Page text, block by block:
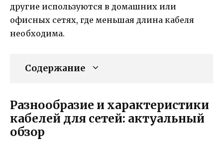
другие используются в домашних или
офисных сетях, где меньшая длина кабеля
необходима.
Содержание
Разнообразие и характеристики
кабелей для сетей: актуальный
обзор